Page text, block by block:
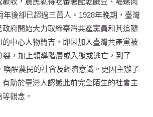
後卻已超過三萬人。1928年晚期，臺灣
府開始大力取締臺灣共產黨員和其追隨
中心人物簡吉，即因加入臺灣共產黨被
，加上領導階層或入獄或逃亡，到了
醒農民的社會及經濟意識。更因主辦了
助於臺灣人認識此前完全陌生的社會主
觀念。